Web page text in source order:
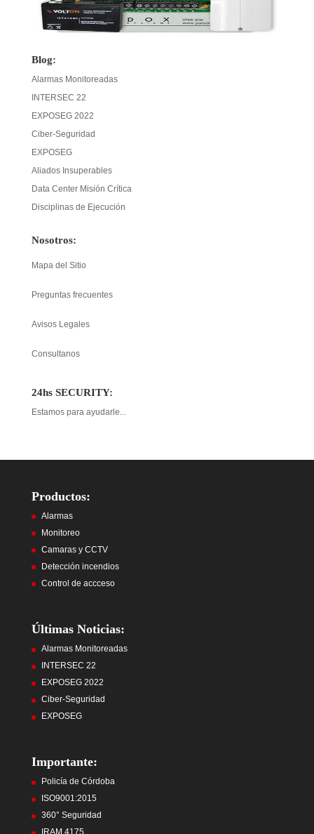
Blog:
Alarmas Monitoreadas
INTERSEC 22
EXPOSEG 2022
Ciber-Seguridad
EXPOSEG
Aliados Insuperables
Data Center Misión Crítica
Disciplinas de Ejecución
Nosotros:
Mapa del Sitio
Preguntas frecuentes
Avisos Legales
Consultanos
24hs SECURITY:
Estamos para ayudarle...
Productos:
Alarmas
Monitoreo
Camaras y CCTV
Detección incendios
Control de accceso
Últimas Noticias:
Alarmas Monitoreadas
INTERSEC 22
EXPOSEG 2022
Ciber-Seguridad
EXPOSEG
Importante:
Policía de Córdoba
ISO9001:2015
360° Seguridad